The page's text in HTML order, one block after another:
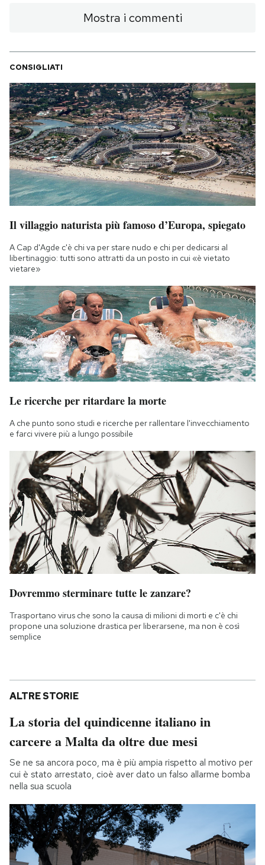
Mostra i commenti
CONSIGLIATI
Il villaggio naturista più famoso d’Europa, spiegato
A Cap d'Agde c'è chi va per stare nudo e chi per dedicarsi al
libertinaggio: tutti sono attratti da un posto in cui «è vietato
vietare»
Le ricerche per ritardare la morte
A che punto sono studi e ricerche per rallentare l'invecchiamento
e farci vivere più a lungo possibile
Dovremmo sterminare tutte le zanzare?
Trasportano virus che sono la causa di milioni di morti e c'è chi
propone una soluzione drastica per liberarsene, ma non è così
semplice
ALTRE STORIE
La storia del quindicenne italiano in
carcere a Malta da oltre due mesi
Se ne sa ancora poco, ma è più ampia rispetto al motivo per
cui è stato arrestato, cioè aver dato un falso allarme bomba
nella sua scuola